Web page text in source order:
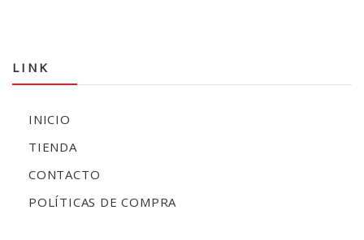
LINK
INICIO
TIENDA
CONTACTO
POLÍTICAS DE COMPRA